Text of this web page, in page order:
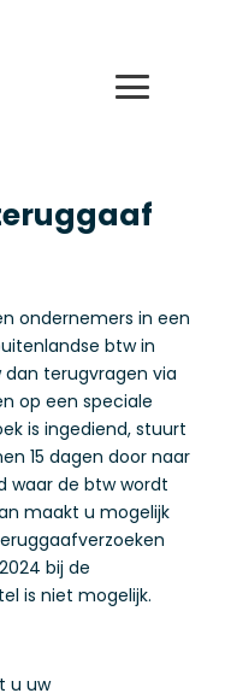
ondernemers in een
btw in
terugvragen via
op een speciale
is ingediend, stuurt
15 dagen door naar
waar de btw wordt
maakt u mogelijk
bij de
is niet mogelijk.
u uw